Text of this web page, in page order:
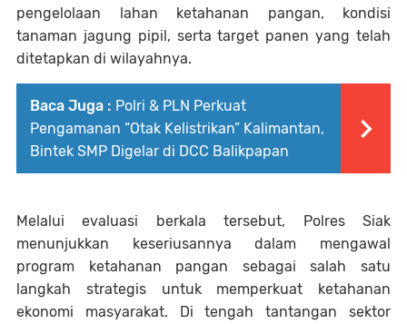
pengelolaan lahan ketahanan pangan, kondisi
tanaman jagung pipil, serta target panen yang telah
ditetapkan di wilayahnya.
Baca Juga : Polri & PLN Perkuat
Pengamanan “Otak Kelistrikan” Kalimantan,
Bintek SMP Digelar di DCC Balikpapan
Melalui evaluasi berkala tersebut, Polres Siak
menunjukkan keseriusannya dalam mengawal
program ketahanan pangan sebagai salah satu
langkah strategis untuk memperkuat ketahanan
ekonomi masyarakat. Di tengah tantangan sektor